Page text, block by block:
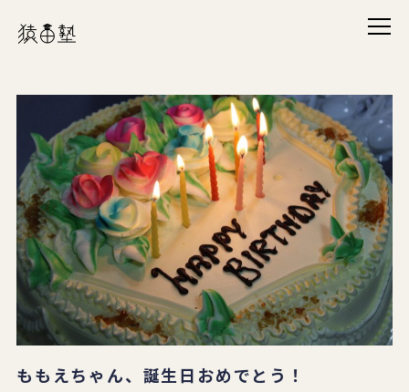
メニ
猿田塾
ももえちゃん、誕生日おめでとう！